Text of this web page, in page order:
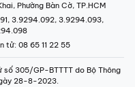
Phường Bàn Cờ, TP.HCM
3.9294.092, 3.9294.093,
tử: 08 65 11 22 55
305/GP-BTTTT do Bộ Thông
28-8-2023.